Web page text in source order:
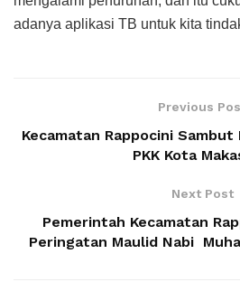
adanya aplikasi TB untuk kita
Previous
Kecamatan Rappocini
PKK Kota
Next Post
Pemerintah Kecamatan
Peringatan Maulid Nabi